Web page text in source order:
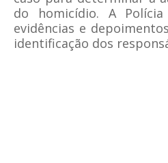
do homicídio. A
evidências e
identificação dos